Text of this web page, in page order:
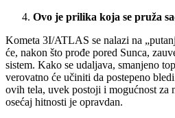
Ovo je prilika koja se pruža
Kometa 3I/ATLAS se nalazi na
će, nakon što prođe pored Sunca,
sistem. Kako se udaljava, smanjeno
verovatno će učiniti da postepeno
ovih tela, uvek postoji i mogućnost za
osećaj hitnosti je opravdan.